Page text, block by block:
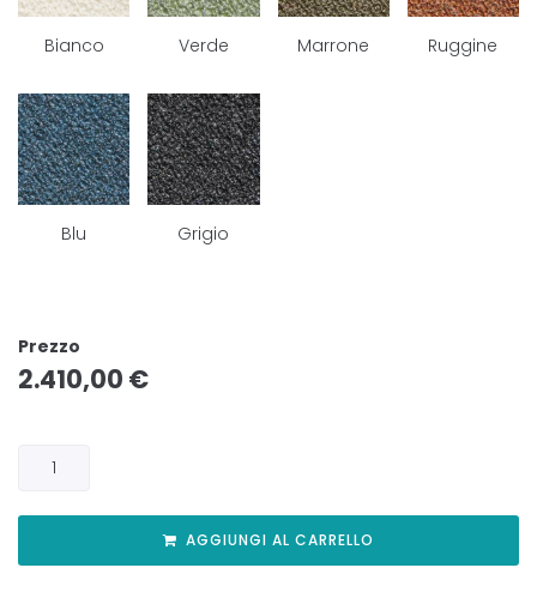
Bianco Verde Marrone Ruggine
Blu Grigio
Prezzo
2.410,00 €
AGGIUNGI AL CARRELLO